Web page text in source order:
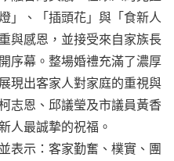
」、「插頭花」與「食新人
與感恩，並接受來自家族長
序幕。整場婚禮充滿了濃厚
現出客家人對家庭的重視與
志恩、邱議瑩及市議員黃香
人最誠摯的祝福。
表示：客家勤奮、樸實、團